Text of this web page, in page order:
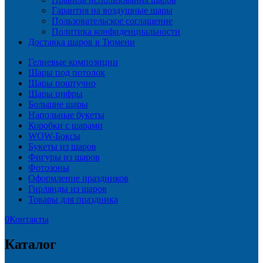
Гарантия на воздушные шары
Пользовательское соглашение
Политика конфиденциальности
Доставка шаров в Тюмени
Гелиевые композиции
Шары под потолок
Шары поштучно
Шары цифры
Большие шары
Напольные букеты
Коробки с шарами
WOW-Боксы
Букеты из шаров
Фигуры из шаров
Фотозоны
Оформление праздников
Гирлянды из шаров
Товары для праздника
0Контакты
Каталог